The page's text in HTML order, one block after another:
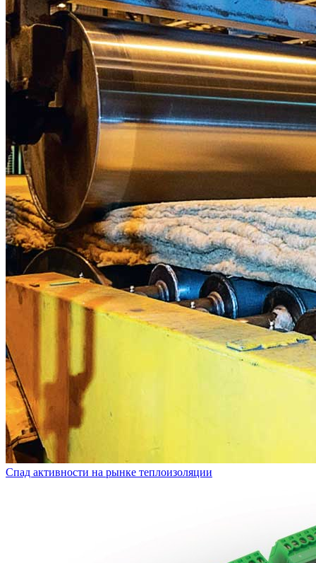
Спад активности на рынке теплоизоляции